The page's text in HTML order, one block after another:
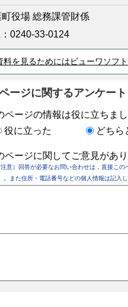
役場 総務課管財係
0240-33-0124
料を見るためにはビューワソフ
ージに関するアンケート
ページの情報は役に立ちま
役に立った
どちら
ページに関してご意見があ
注意）回答が必要なお問い合わせは，直接こ
。また住所・電話番号などの個人情報は記入